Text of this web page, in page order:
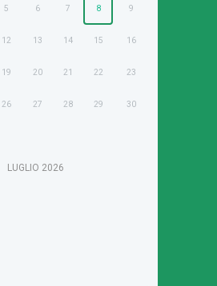
5 6 7 8 9
12 13 14 15 16
19 20 21 22 23
26 27 28 29 30
LUGLIO 2026